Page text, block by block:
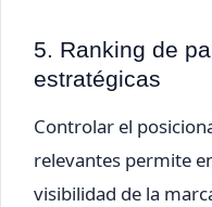
5. Ranking de
estratégicas
Controlar el
relevantes permite
visibilidad de la